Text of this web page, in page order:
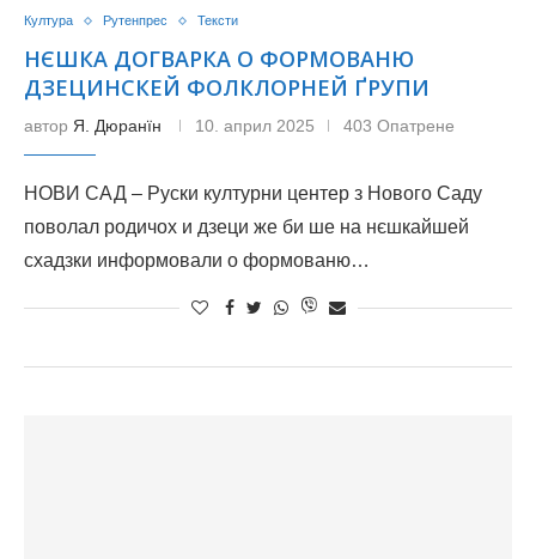
Култура Рутенпрес Тексти
НЄШКА ДОГВАРКА О ФОРМОВАНЮ
ДЗЕЦИНСКЕЙ ФОЛКЛОРНЕЙ ҐРУПИ
автор Я. Дюранїн 10. април 2025 403 Опатрене
НОВИ САД – Руски културни центер з Нового Саду
поволал родичох и дзеци же би ше на нєшкайшей
схадзки информовали о формованю…